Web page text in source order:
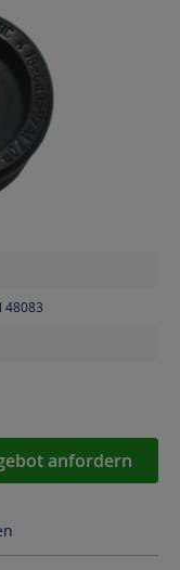
48083
anfordern